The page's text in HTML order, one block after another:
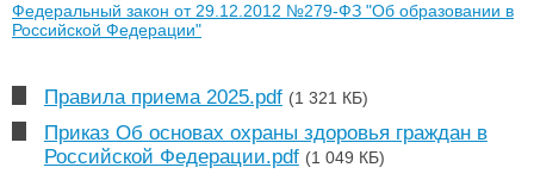
Федеральный закон от 29.12.2012 №279-ФЗ "Об образовании в
Российской Федерации"
Правила приема 2025.pdf (1 321 КБ)
Приказ Об основах охраны здоровья граждан в
Российской Федерации.pdf (1 049 КБ)